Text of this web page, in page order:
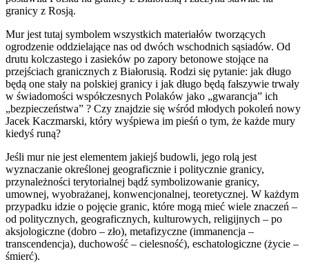
granicy z Rosją.
Mur jest tutaj symbolem wszystkich materiałów tworzących
ogrodzenie oddzielające nas od dwóch wschodnich sąsiadów. Od
drutu kolczastego i zasieków po zapory betonowe stojące na
przejściach granicznych z Białorusią. Rodzi się pytanie: jak długo
będą one stały na polskiej granicy i jak długo będą fałszywie trwały
w świadomości współczesnych Polaków jako „gwarancja” ich
„bezpieczeństwa” ? Czy znajdzie się wśród młodych pokoleń nowy
Jacek Kaczmarski, który wyśpiewa im pieśń o tym, że każde mury
kiedyś runą?
Jeśli mur nie jest elementem jakiejś budowli, jego rolą jest
wyznaczanie określonej geograficznie i politycznie granicy,
przynależności terytorialnej bądź symbolizowanie granicy,
umownej, wyobrażanej, konwencjonalnej, teoretycznej. W każdym
przypadku idzie o pojęcie granic, które mogą mieć wiele znaczeń –
od politycznych, geograficznych, kulturowych, religijnych – po
aksjologiczne (dobro – zło), metafizyczne (immanencja –
transcendencja), duchowość – cielesność), eschatologiczne (życie –
śmierć).